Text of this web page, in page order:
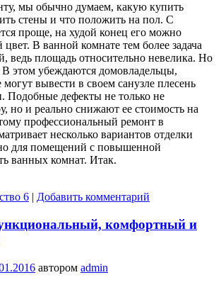
мы обычно думаем, какую купить
стены и что положить на пол. С
проще, на худой конец его можно
В ванной комнате тем более задача
ведь площадь относительно невелика. Но
В этом убеждаются домовладельцы,
вывести в своем санузле плесень
Подобные дефекты не только не
но и реально снижают ее стоимость на
профессиональный ремонт в
несколько вариантов отделки
для помещений с повышенной
ванных комнат. Итак.
6 | Добавить комментарий
комфортный и
автором admin